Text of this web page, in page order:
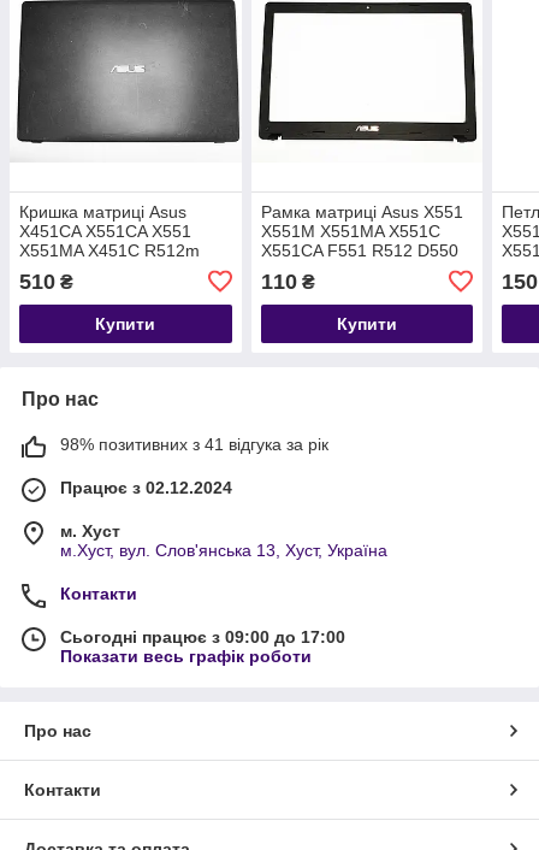
Кришка матриці Asus
X451CA X551CA X551
X551MA X451C R512m
510 ₴
Купити
Рамка матриці Asus X551
X551M X551MA X551C
X551CA F551 R512 D550
110₴
Купити
150
Про нас
98% позитивних з 41 відгука за рік
Працює з 02.12.2024
м. Хуст
м.Хуст, вул. Слов'янська 13, Хуст, Україна
Контакти
Сьогодні працює з 09:00 до 17:00
Показати весь графік роботи
Про нас
Контакти